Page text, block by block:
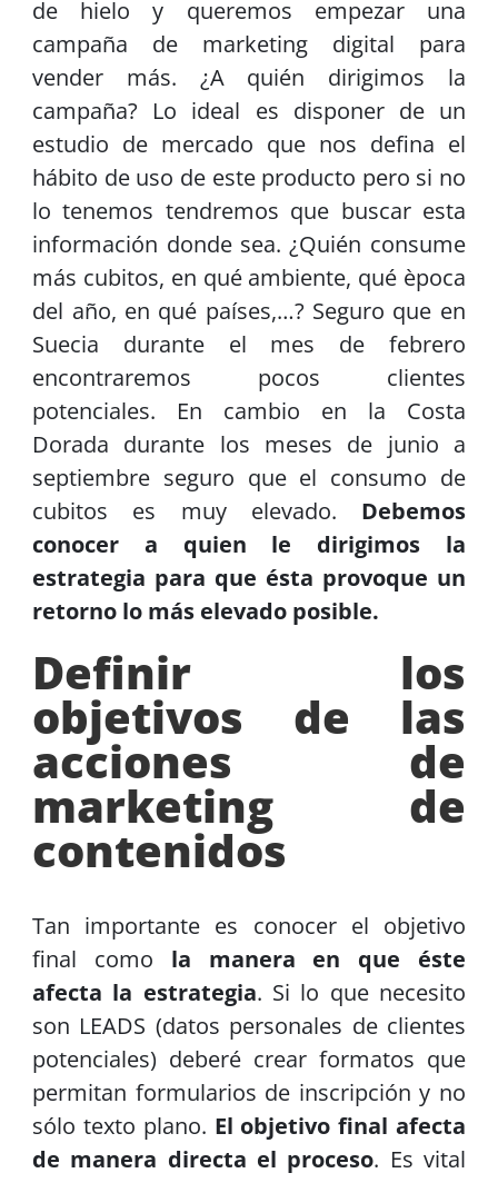
de hielo y queremos empezar una
campaña de marketing digital para
vender más. ¿A quién dirigimos la
campaña? Lo ideal es disponer de un
estudio de mercado que nos defina el
hábito de uso de este producto pero si no
lo tenemos tendremos que buscar esta
información donde sea. ¿Quién consume
más cubitos, en qué ambiente, qué època
del año, en qué países,…? Seguro que en
Suecia durante el mes de febrero
encontraremos pocos clientes
potenciales. En cambio en la Costa
Dorada durante los meses de junio a
septiembre seguro que el consumo de
cubitos es muy elevado. Debemos
conocer a quien le dirigimos la
estrategia para que ésta provoque un
retorno lo más elevado posible.
Definir los
objetivos de las
acciones de
marketing de
contenidos
Tan importante es conocer el objetivo
final como la manera en que éste
afecta la estrategia. Si lo que necesito
son LEADS (datos personales de clientes
potenciales) deberé crear formatos que
permitan formularios de inscripción y no
sólo texto plano. El objetivo final afecta
de manera directa el proceso. Es vital